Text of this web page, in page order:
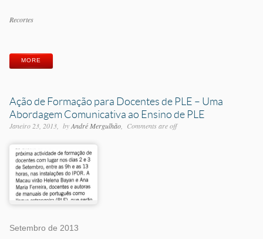
Categorias
Recortes
MORE
Ação de Formação para Docentes de PLE – Uma
Abordagem Comunicativa ao Ensino de PLE
Janeiro 23, 2013 byAndré Mergulhão Comments are off
Setembro de 2013